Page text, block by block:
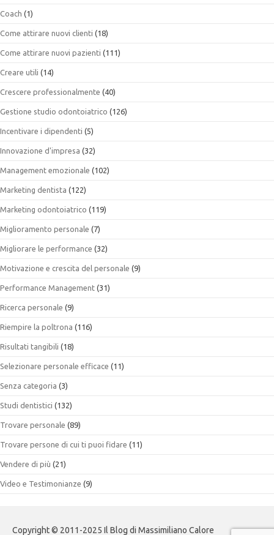
Coach (1)
Come attirare nuovi clienti (18)
Come attirare nuovi pazienti (111)
Creare utili (14)
Crescere professionalmente (40)
Gestione studio odontoiatrico (126)
Incentivare i dipendenti (5)
Innovazione d'impresa (32)
Management emozionale (102)
Marketing dentista (122)
Marketing odontoiatrico (119)
Miglioramento personale (7)
Migliorare le performance (32)
Motivazione e crescita del personale (9)
Performance Management (31)
Ricerca personale (9)
Riempire la poltrona (116)
Risultati tangibili (18)
Selezionare personale efficace (11)
Senza categoria (3)
Studi dentistici (132)
Trovare personale (89)
Trovare persone di cui ti puoi fidare (11)
Vendere di più (21)
Video e Testimonianze (9)
Copyright © 2011-2025 Il Blog di Massimiliano Calore